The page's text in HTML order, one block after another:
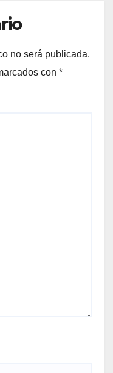
no será publicada.
con *